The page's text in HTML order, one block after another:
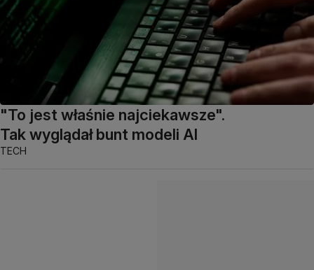
"To jest właśnie najciekawsze".
Tak wyglądał bunt modeli AI
TECH